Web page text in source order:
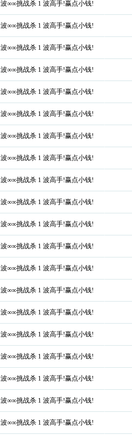
∞∞挑战杀 1 波高手!赢点小钱!
∞∞挑战杀 1 波高手!赢点小钱!
∞∞挑战杀 1 波高手!赢点小钱!
∞∞挑战杀 1 波高手!赢点小钱!
∞∞挑战杀 1 波高手!赢点小钱!
∞∞挑战杀 1 波高手!赢点小钱!
∞∞挑战杀 1 波高手!赢点小钱!
∞∞挑战杀 1 波高手!赢点小钱!
∞∞挑战杀 1 波高手!赢点小钱!
∞∞挑战杀 1 波高手!赢点小钱!
∞∞挑战杀 1 波高手!赢点小钱!
∞∞挑战杀 1 波高手!赢点小钱!
∞∞挑战杀 1 波高手!赢点小钱!
∞∞挑战杀 1 波高手!赢点小钱!
∞∞挑战杀 1 波高手!赢点小钱!
∞∞挑战杀 1 波高手!赢点小钱!
∞∞挑战杀 1 波高手!赢点小钱!
∞∞挑战杀 1 波高手!赢点小钱!
∞∞挑战杀 1 波高手!赢点小钱!
∞∞挑战杀 1 波高手!赢点小钱!